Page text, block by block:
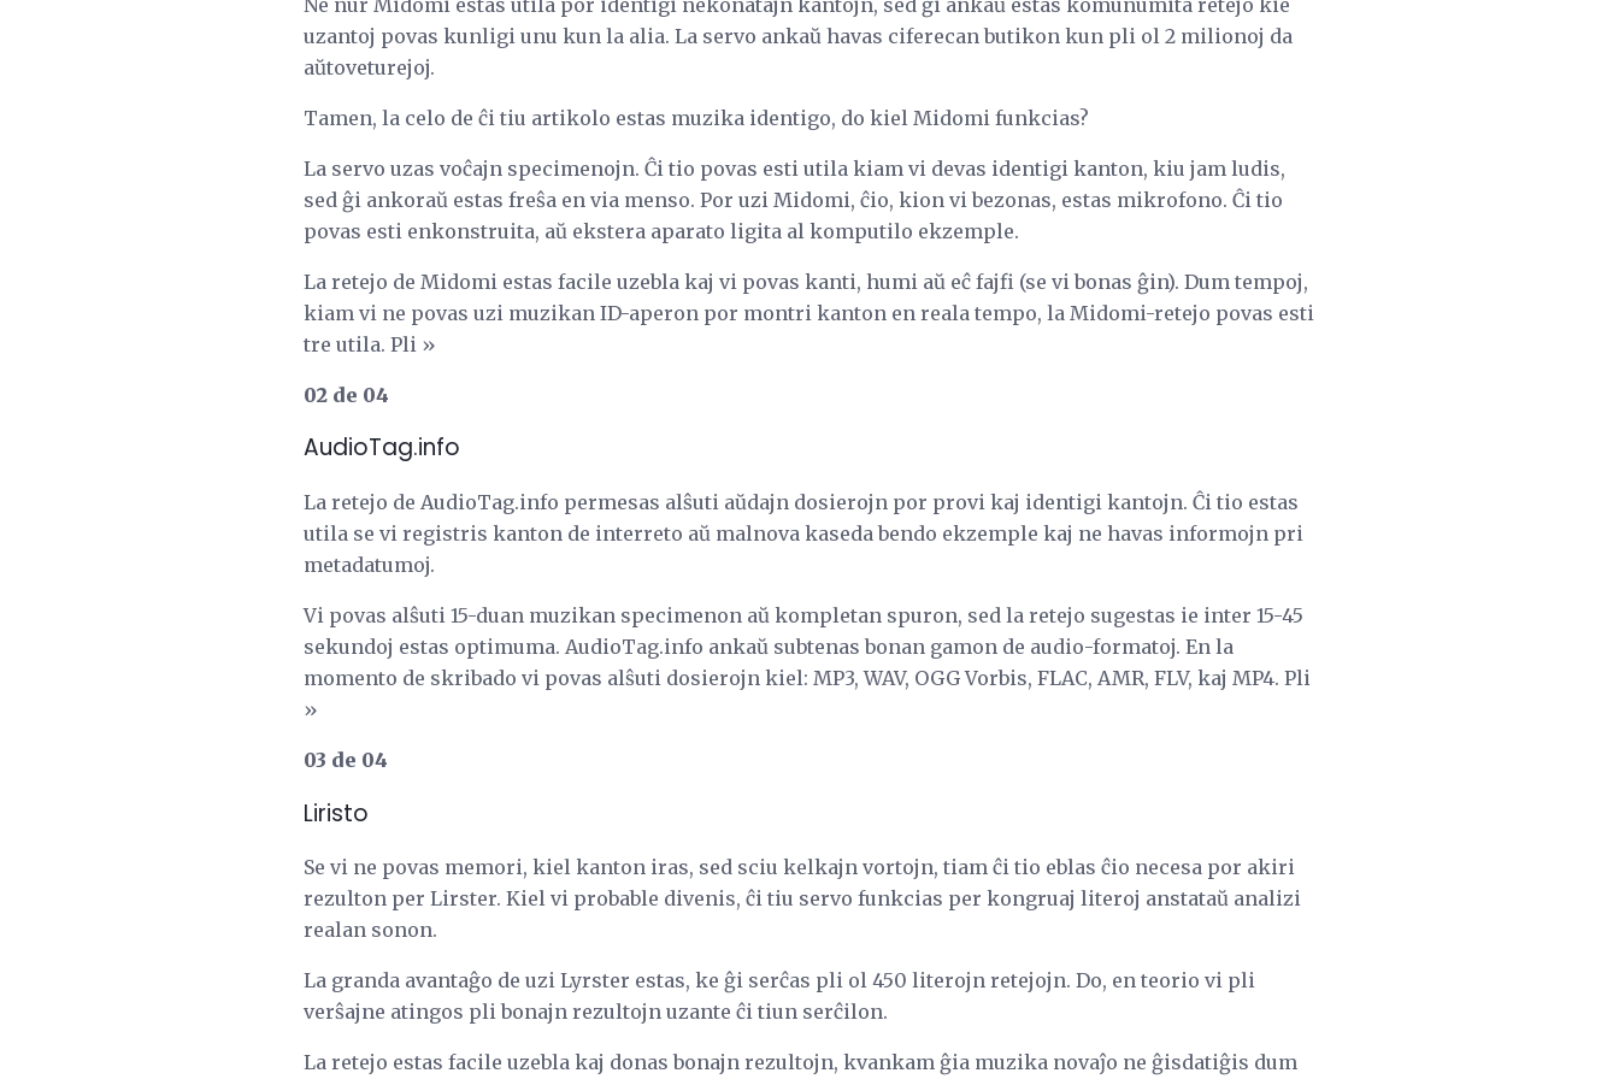
uzantoj povas kunligi unu kun la alia. La servo ankaŭ havas ciferecan butikon kun pli ol 2 milionoj da
aŭtoveturejoj.
Tamen, la celo de ĉi tiu artikolo estas muzika identigo, do kiel Midomi funkcias?
La servo uzas voĉajn specimenojn. Ĉi tio povas esti utila kiam vi devas identigi kanton, kiu jam ludis,
sed ĝi ankoraŭ estas freŝa en via menso. Por uzi Midomi, ĉio, kion vi bezonas, estas mikrofono. Ĉi tio
povas esti enkonstruita, aŭ ekstera aparato ligita al komputilo ekzemple.
La retejo de Midomi estas facile uzebla kaj vi povas kanti, humi aŭ eĉ fajfi (se vi bonas ĝin). Dum tempoj,
kiam vi ne povas uzi muzikan ID-aperon por montri kanton en reala tempo, la Midomi-retejo povas esti
tre utila. Pli »
02 de 04
AudioTag.info
La retejo de AudioTag.info permesas alŝuti aŭdajn dosierojn por provi kaj identigi kantojn. Ĉi tio estas
utila se vi registris kanton de interreto aŭ malnova kaseda bendo ekzemple kaj ne havas informojn pri
metadatumoj.
Vi povas alŝuti 15-duan muzikan specimenon aŭ kompletan spuron, sed la retejo sugestas ie inter 15-45
sekundoj estas optimuma. AudioTag.info ankaŭ subtenas bonan gamon de audio-formatoj. En la
momento de skribado vi povas alŝuti dosierojn kiel: MP3, WAV, OGG Vorbis, FLAC, AMR, FLV, kaj MP4. Pli
»
03 de 04
Liristo
Se vi ne povas memori, kiel kanton iras, sed sciu kelkajn vortojn, tiam ĉi tio eblas ĉio necesa por akiri
rezulton per Lirster. Kiel vi probable divenis, ĉi tiu servo funkcias per kongruaj literoj anstataŭ analizi
realan sonon.
La granda avantaĝo de uzi Lyrster estas, ke ĝi serĉas pli ol 450 literojn retejojn. Do, en teorio vi pli
verŝajne atingos pli bonajn rezultojn uzante ĉi tiun serĉilon.
La retejo estas facile uzebla kaj donas bonajn rezultojn, kvankam ĝia muzika novaĵo ne ĝisdatiĝis dum